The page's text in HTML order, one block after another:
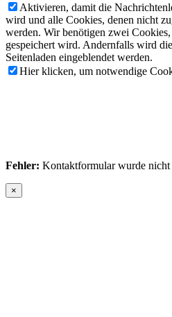
Aktivieren, damit die
wird und alle Cookies, denen nicht
werden. Wir benötigen zwei
gespeichert wird. Andernfalls wird
Seitenladen eingeblendet werden.
Hier klicken, um notwendige
Fehler: Kontaktformular wurde nicht
×